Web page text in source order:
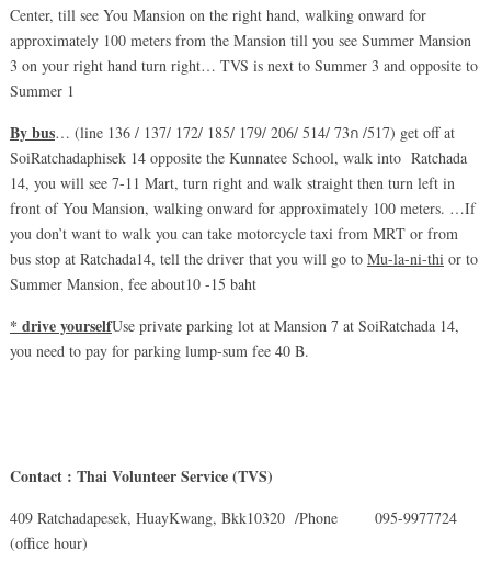
Center, till see You Mansion on the right hand, walking onward for
approximately 100 meters from the Mansion till you see Summer Mansion
3 on your right hand turn right… TVS is next to Summer 3 and opposite to
Summer 1
By bus… (line 136 / 137/ 172/ 185/ 179/ 206/ 514/ 73ก /517) get off at
SoiRatchadaphisek 14 opposite the Kunnatee School, walk into Ratchada
14, you will see 7-11 Mart, turn right and walk straight then turn left in
front of You Mansion, walking onward for approximately 100 meters. …If
you don’t want to walk you can take motorcycle taxi from MRT or from
bus stop at Ratchada14, tell the driver that you will go to Mu-la-ni-thior to
Summer Mansion, fee about10 -15 baht
* drive yourselfUse private parking lot at Mansion 7 at SoiRatchada 14,
you need to pay for parking lump-sum fee 40 B.
Contact : Thai Volunteer Service (TVS)
409 Ratchadapesek, HuayKwang, Bkk10320 /Phone 095-9977724
(office hour)